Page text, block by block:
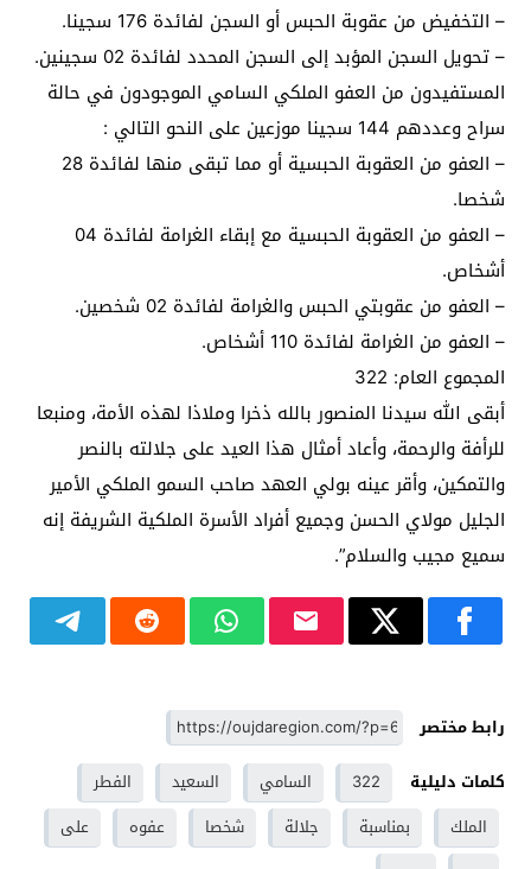
– التخفيض من عقوبة الحبس أو السجن لفائدة 176 سجينا.
– تحويل السجن المؤبد إلى السجن المحدد لفائدة 02 سجينين.
المستفيدون من العفو الملكي السامي الموجودون في حالة
سراح وعددهم 144 سجينا موزعين على النحو التالي :
– العفو من العقوبة الحبسية أو مما تبقى منها لفائدة 28
شخصا.
– العفو من العقوبة الحبسية مع إبقاء الغرامة لفائدة 04
أشخاص.
– العفو من عقوبتي الحبس والغرامة لفائدة 02 شخصين.
– العفو من الغرامة لفائدة 110 أشخاص.
المجموع العام: 322
أبقى الله سيدنا المنصور بالله ذخرا وملاذا لهذه الأمة، ومنبعا
للرأفة والرحمة، وأعاد أمثال هذا العيد على جلالته بالنصر
والتمكين، وأقر عينه بولي العهد صاحب السمو الملكي الأمير
الجليل مولاي الحسن وجميع أفراد الأسرة الملكية الشريفة إنه
سميع مجيب والسلام”.
رابط مختصر
كلمات دليلية
322 السامي السعيد
الفطر
الملك
بمناسبة جلالة شخصا عفوه
على